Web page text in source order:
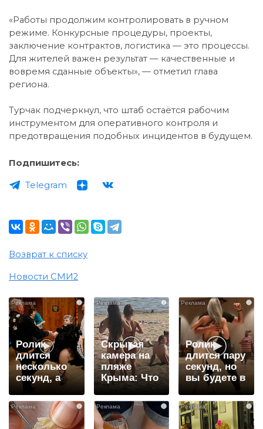
«Работы продолжим контролировать в ручном
режиме. Конкурсные процедуры, проекты,
заключение контрактов, логистика — это процессы.
Для жителей важен результат — качественные и
вовремя сданные объекты», — отметил глава
региона.
Турчак подчеркнул, что штаб остаётся рабочим
инструментом для оперативного контроля и
предотвращения подобных инцидентов в будущем.
Подпишитесь:
Telegram
Возврат к списку
Новости СМИ2
i
Ролик
длится
несколько
секунд, а
смеяться
вы будете
долго
i
Скрытая
камера на
пляже
Крыма: Что
люди
вытворяют,
когда их не
видят...
i
Ролик
длится пару
секунд, но
вы будете в
шоке от
увиденного
i i i